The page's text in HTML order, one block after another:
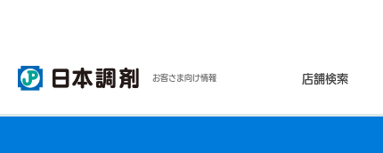
お客さま向け情報 店舗検索